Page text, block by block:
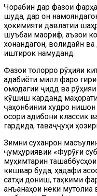
Чорабинӣ дар фазои
шуда, дар он
ҳокимияти давлатии
шуъбаи маориф, аъзои
хонандагон, волидайн
иштирок намуданд.
Фазои толорро рӯҳияи
адабиёти миллӣ фаро
омодагии ҷиддӣ ва
кӯшиш карданд маҳорати
ҷаҳонбинии худро нишон
осори адибони классик
гардида, таваҷҷуҳи
Зимни суханронӣ
ҷумҳуриявии «Фурӯғи
муҳимтарин
кишвар буда, ҳадафи
сатҳи дониш, таҳкими
анъанаҳои неки мутолиа